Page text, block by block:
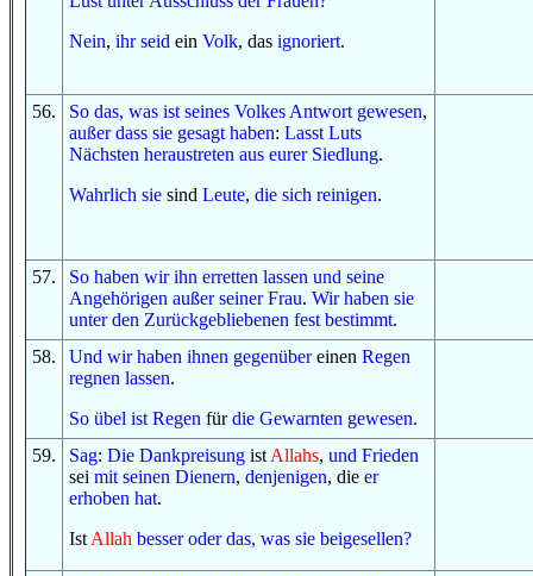
Nein, ihr seid ein Volk, das ignoriert.
56. So das, was ist seines Volkes Antwort gewesen,
außer dass sie gesagt haben: Lasst Luts
Nächsten heraustreten aus eurer Siedlung.
Wahrlich sie sind Leute, die sich reinigen.
57. So haben wir ihn erretten lassen und seine
Angehörigen außer seiner Frau. Wir haben sie
unterden Zurückgebliebenen fest bestimmt.
58. Und wir haben ihnen gegenübereinen Regen
regnen lassen.
So übel ist Regen fürdie Gewarnten gewesen.
59. Sag: Die Dankpreisung ist Allahs, und Frieden
sei mit seinen Dienern, denjenigen, die er
erhoben hat.
Ist Allah besser oder das, was sie beigesellen?